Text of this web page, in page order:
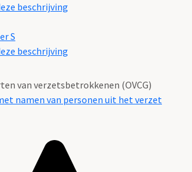
beschrijving
S
beschrijving
van verzetsbetrokkenen (OVCG)
namen van personen uit het verzet